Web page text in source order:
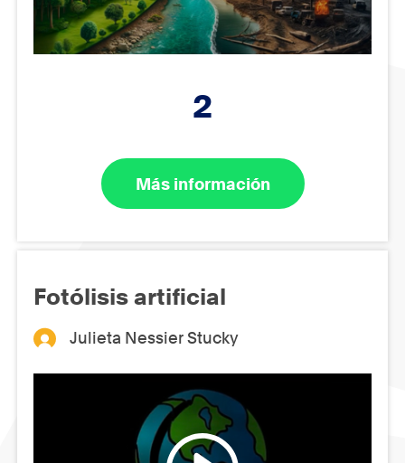
2
Más información
Fotólisis artificial
Julieta Nessier Stucky